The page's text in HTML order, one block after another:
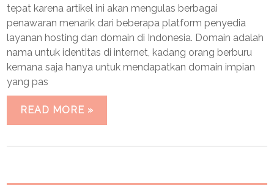
tepat karena artikel ini akan mengulas berbagai
penawaran menarik dari beberapa platform penyedia
layanan hosting dan domain di Indonesia. Domain adalah
nama untuk identitas di internet, kadang orang berburu
kemana saja hanya untuk mendapatkan domain impian
yang pas
READ MORE »